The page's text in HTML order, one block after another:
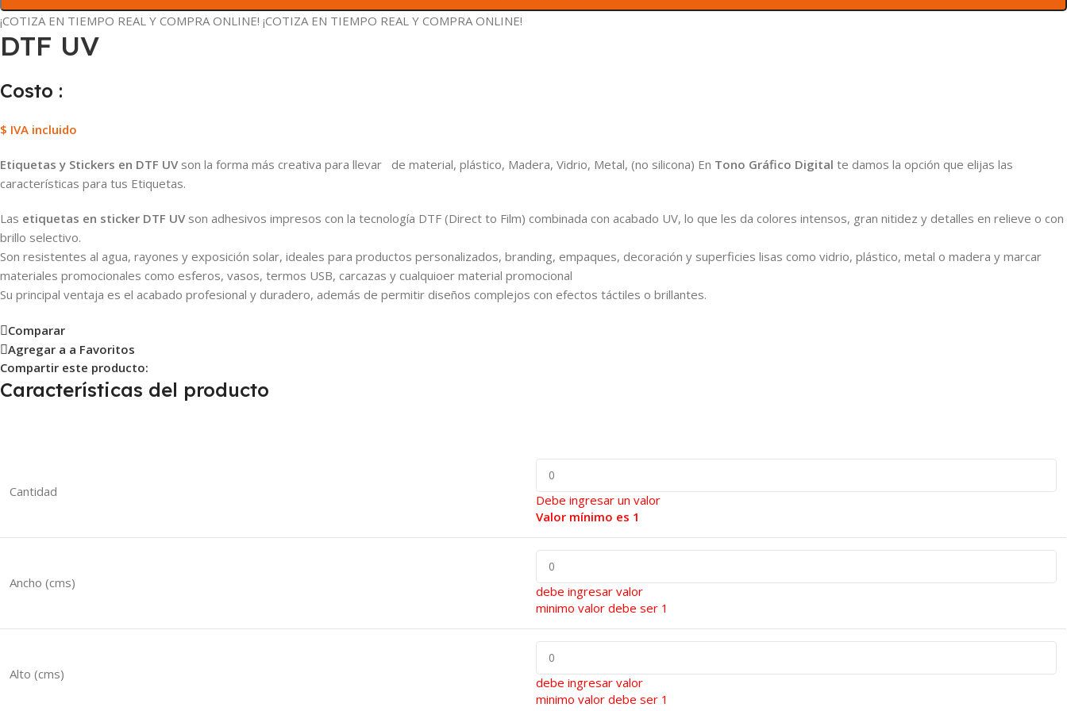
¡COTIZA EN TIEMPO REAL Y COMPRA ONLINE! ¡COTIZA EN TIEMPO REAL Y COMPRA ONLINE!
DTF UV
Costo :
$ IVA incluido
Etiquetas y Stickers en DTF UV son la forma más creativa para llevar de material, plástico, Madera, Vidrio, Metal, (no silicona) En Tono Gráfico Digital te damos la opción que elijas las
características para tus Etiquetas.
Las etiquetas en sticker DTF UV son adhesivos impresos con la tecnología DTF (Direct to Film) combinada con acabado UV, lo que les da colores intensos, gran nitidez y detalles en relieve o con
brillo selectivo.
Son resistentes al agua, rayones y exposición solar, ideales para productos personalizados, branding, empaques, decoración y superficies lisas como vidrio, plástico, metal o madera y marcar
materiales promocionales como esferos, vasos, termos USB, carcazas y cualquioer material promocional
Su principal ventaja es el acabado profesional y duradero, además de permitir diseños complejos con efectos táctiles o brillantes.
Comparar
Agregar a a Favoritos
Compartir este producto:
Características del producto
Cantidad
Debe ingresar un valor
Valor mínimo es 1
Ancho (cms)
debe ingresar valor
minimo valor debe ser 1
Alto (cms)
debe ingresar valor
minimo valor debe ser 1